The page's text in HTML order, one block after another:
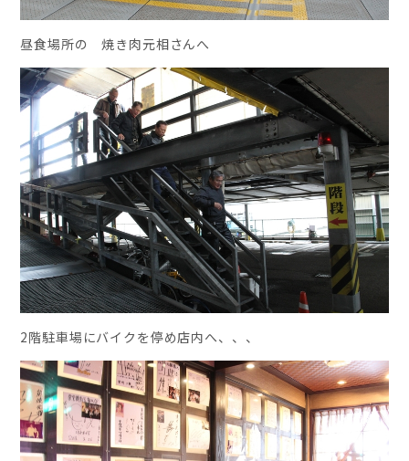
昼食場所の 焼き肉元相さんへ
2階駐車場にバイクを停め店内へ、、、